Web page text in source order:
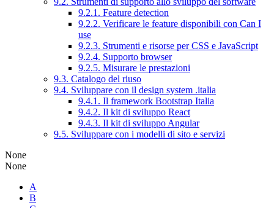
9.2.1. Feature detection
9.2.2. Verificare le feature disponibili con Can I
use
9.2.3. Strumenti e risorse per CSS e JavaScript
9.2.4. Supporto browser
9.2.5. Misurare le prestazioni
9.3. Catalogo del riuso
9.4. Sviluppare con il design system .italia
9.4.1. Il framework Bootstrap Italia
9.4.2. Il kit di sviluppo React
9.4.3. Il kit di sviluppo Angular
9.5. Sviluppare con i modelli di sito e servizi
None
None
A
B